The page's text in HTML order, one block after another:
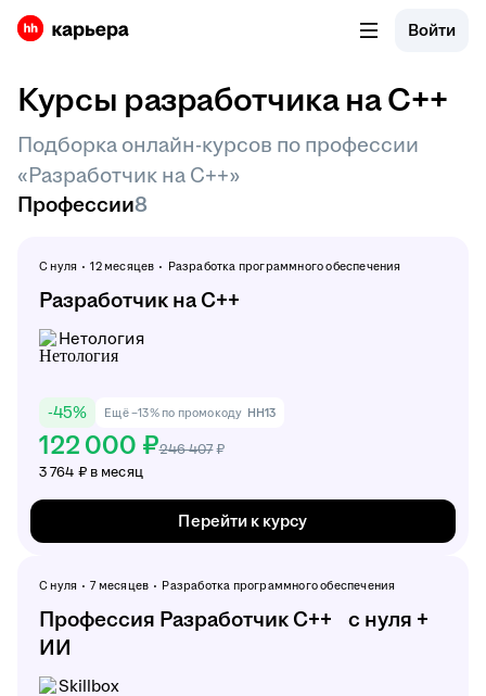
Войти
Курсы разработчика на C++
Подборка онлайн-курсов по профессии
«Разработчик на C++»
Профессии8
С нуля 12 месяцев Разработка программного обеспечения
Разработчик на С++
Нетология
-45% Ещё −13% по промокоду HH13
122 000 ₽246 407 ₽
3 764 ₽ в месяц
Перейти к курсу
С нуля 7 месяцев Разработка программного обеспечения
Профессия Разработчик С++ с нуля +
ИИ
Skillbox